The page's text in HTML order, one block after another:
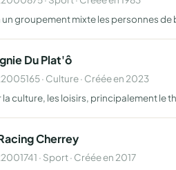
un groupement mixte les personnes
Du Plat'ô
· Culture · Créée en 2023
la culture, les loisirs, principalement le
Cherrey
· Sport · Créée en 2017